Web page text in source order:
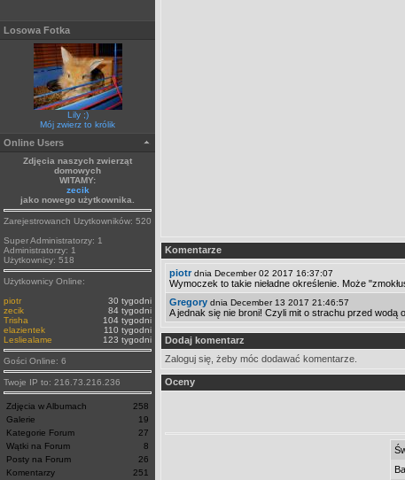
Losowa Fotka
Lily ;)
Mój zwierz to królik
Online Users
Zdjęcia naszych zwierząt
domowych
WITAMY:
zecik
jako nowego użytkownika.
Zarejestrowanch Uzytkowników: 520
Super Administratorzy: 1
Administratorzy: 1
Użytkownicy: 518
Użytkownicy Online:
piotr
30 tygodni
zecik
84 tygodni
Trisha
104 tygodni
elazientek
110 tygodni
Lesliealame
123 tygodni
Gości Online: 6
Twoje IP to: 216.73.216.236
Zdjęcia w Albumach
258
Galerie
19
Kategorie Forum
27
Wątki na Forum
8
Posty na Forum
26
Komentarzy
251
Komentarze
piotr dnia December 02 2017 16:37:07
Wymoczek to takie nieładne określenie. Może
Gregory dnia December 13 2017 21:46:57
A jednak się nie broni! Czyli mit o strachu przed wodą
Dodaj komentarz
Zaloguj się, żeby móc dodawać komentarze.
Oceny